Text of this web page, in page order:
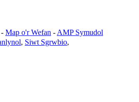
- Map o'r Wefan - AMP Symudol
, Siwt Sgrwbio,